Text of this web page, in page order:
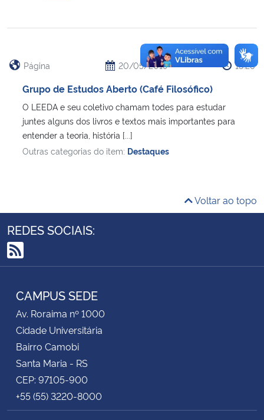
Banco Central do Brasil
Página 20/05/2019 13:26
Grupo de Estudos Aberto (Café Filosófico)
O LEEDA e seu coletivo chamam todes para estudar
juntes alguns dos livros e textos mais importantes para
entender a teoria, história [...]
Outras categorias do item: Destaques
Voltar ao topo
REDES SOCIAIS:
RSS
CAMPUS SEDE
Av. Roraima nº 1000
Cidade Universitária
Bairro Camobi
Santa Maria - RS
CEP: 97105-900
+55 (55) 3220-8000